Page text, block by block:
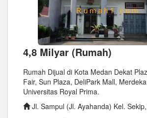
4,8 Milyar (Rumah)
Rumah Dijual di Kota Medan Dekat
Fair, Sun Plaza, DeliPark Mall,
Universitas Royal Prima.
Jl. Sampul (Jl. Ayahanda) Kel.